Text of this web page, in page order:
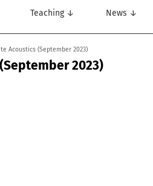
Teaching ↓ News ↓
Acoustics (September 2023)
2023)